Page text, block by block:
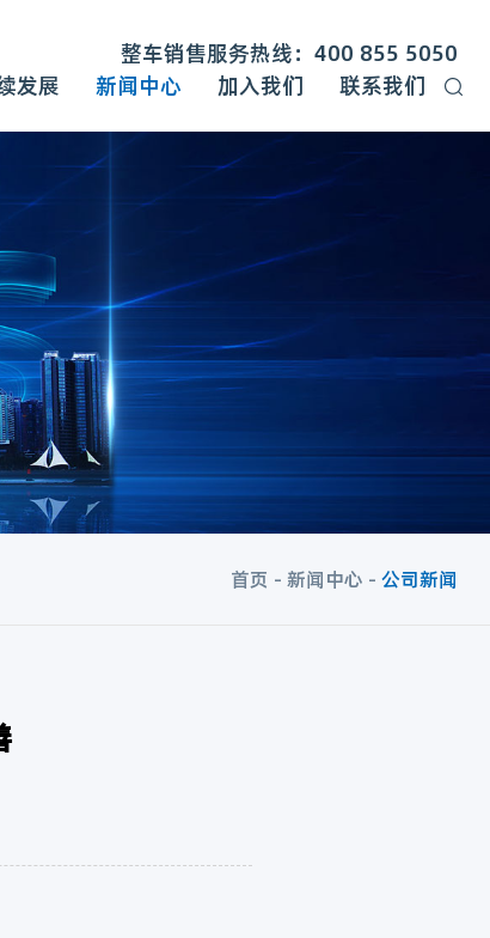
整车销售服务热线：400 855 5050
发展 新闻中心 加入我们 联系我们
首页 -新闻中心 -公司新闻